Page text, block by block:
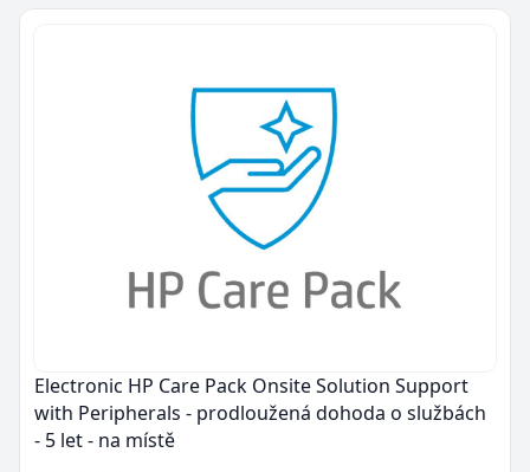
Electronic HP Care Pack Onsite Solution Support
with Peripherals - prodloužená dohoda o službách
- 5 let - na místě